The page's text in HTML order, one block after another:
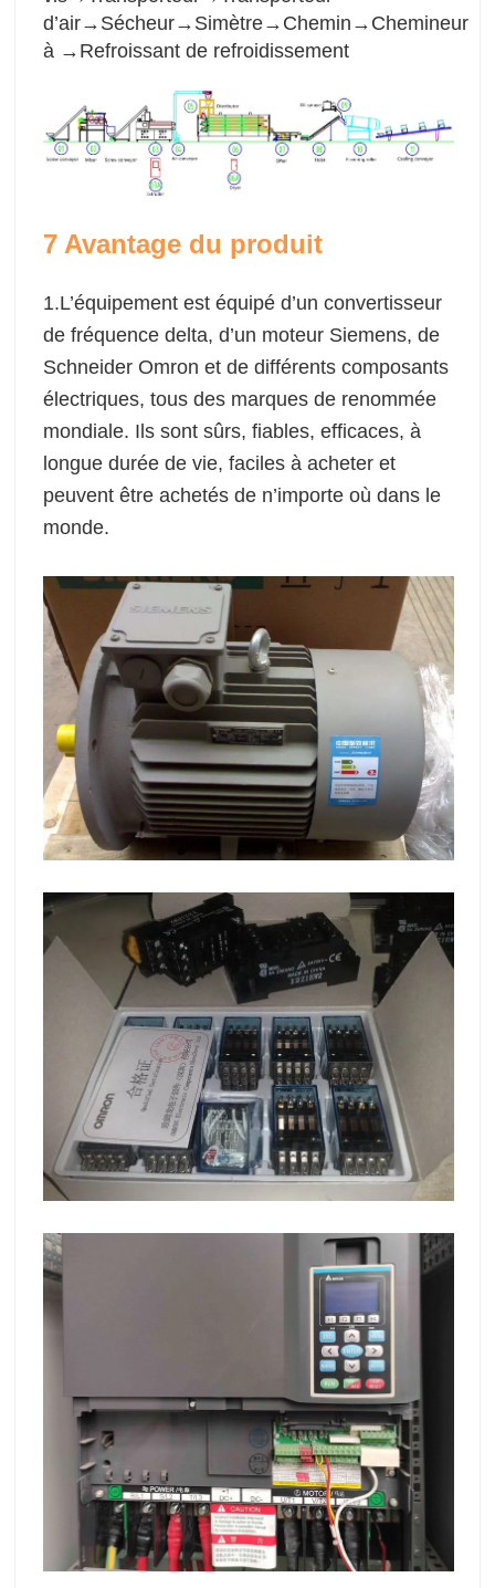
d’air→Sécheur→Simètre→Chemin→Chemineur
à →Refroissant de refroidissement
7 Avantage du produit
1.L’équipement est équipé d’un convertisseur
de fréquence delta, d’un moteur Siemens, de
Schneider Omron et de différents composants
électriques, tous des marques de renommée
mondiale. Ils sont sûrs, fiables, efficaces, à
longue durée de vie, faciles à acheter et
peuvent être achetés de n’importe où dans le
monde.